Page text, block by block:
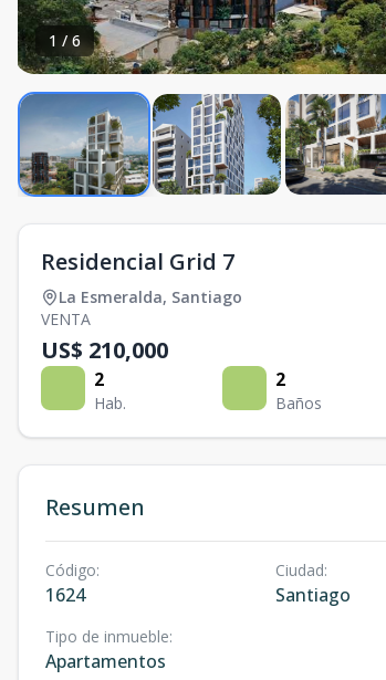
1 /6
Residencial Grid 7
La Esmeralda, Santiago
VENTA
US$ 210,000
2
Hab.
2
Baños
Resumen
Código:
1624
Ciudad:
Santiago
Tipo de inmueble:
Apartamentos